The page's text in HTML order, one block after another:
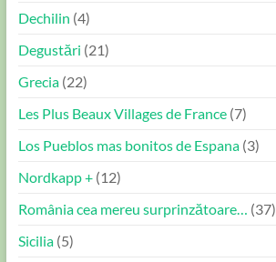
Dechilin (4)
Degustări (21)
Grecia(22)
Les Plus Beaux Villages de France(7)
Los Pueblos mas bonitos de Espana(3)
Nordkapp +(12)
România cea mereu surprinzătoare… (37)
Sicilia(5)